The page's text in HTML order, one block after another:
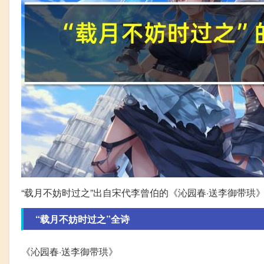
“载月不妨时过之”出自宋代李曾伯的《沁园春·送李御带珙
“载月不妨时过之”全诗
《沁园春·送李御带珙》